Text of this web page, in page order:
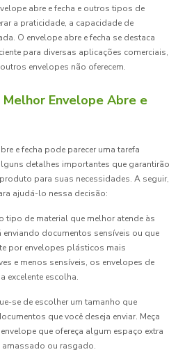
abre e fecha e outros tipos de
a praticidade, a capacidade de
O envelope abre e fecha se destaca
para diversas aplicações comerciais,
envelopes não oferecem.
Melhor Envelope Abre e
e fecha pode parecer uma tarefa
detalhes importantes que garantirão
para suas necessidades. A seguir,
ajudá-lo nessa decisão:
tipo de material que melhor atende às
enviando documentos sensíveis ou que
por envelopes plásticos mais
e menos sensíveis, os envelopes de
excelente escolha.
se de escolher um tamanho que
que você deseja enviar. Meça
que ofereça algum espaço extra
amassado ou rasgado.